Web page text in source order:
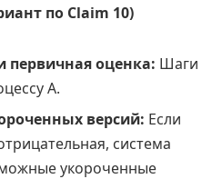
по Claim 10)
первичная оценка: Шаги
А.
версий: Если
система
укороченные